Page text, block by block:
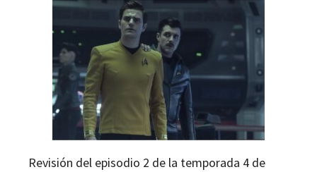
Revisión del episodio 2 de la temporada 4 de